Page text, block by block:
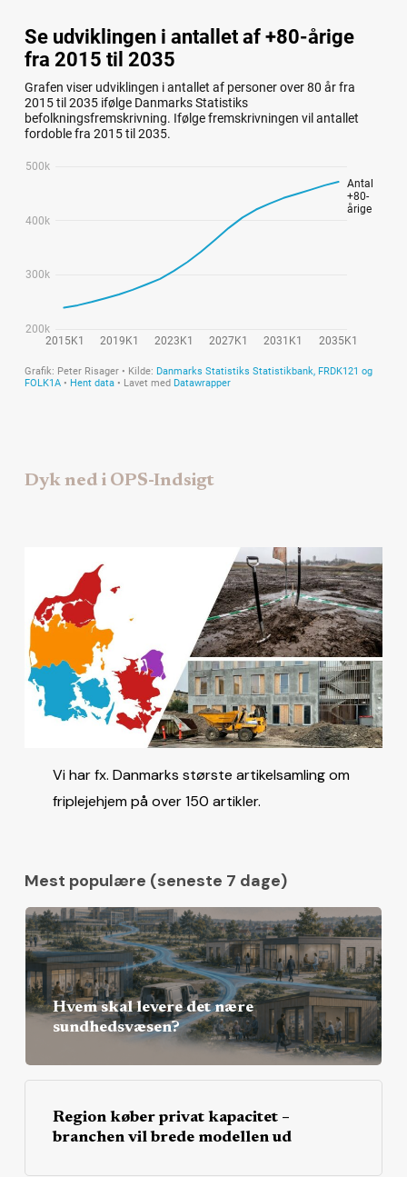
Dyk ned i OPS-Indsigt
Vi har fx. Danmarks største artikelsamling om
friplejehjem på over 150 artikler.
Mest populære (seneste 7 dage)
Hvem skal levere det nære
sundhedsvæsen?
Region køber privat kapacitet –
branchen vil brede modellen ud